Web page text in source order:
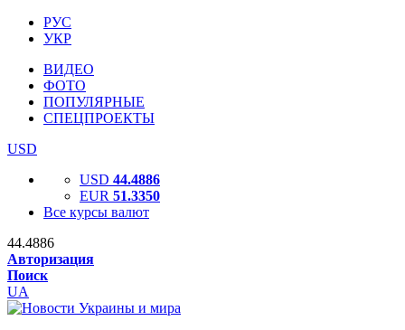
РУС
УКР
ВИДЕО
ФОТО
ПОПУЛЯРНЫЕ
СПЕЦПРОЕКТЫ
USD
USD 44.4886
EUR 51.3350
Все курсы валют
44.4886
Авторизация
Поиск
UA